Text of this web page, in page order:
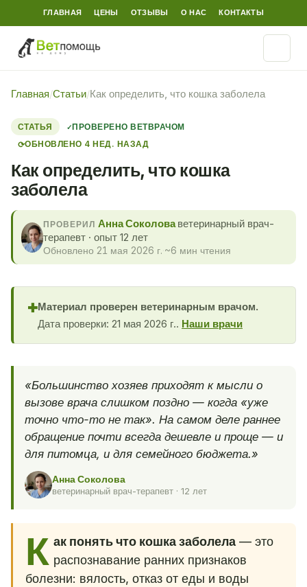
ГЛАВНАЯ ЦЕНЫ ОТЗЫВЫ О НАС КОНТАКТЫ
Главная/Статьи/Как определить, что кошка заболела
СТАТЬЯ
ПРОВЕРЕНО ВЕТВРАЧОМ
⟳ОБНОВЛЕНО 4 НЕД. НАЗАД
Как определить, что кошка
заболела
ПРОВЕРИЛ Анна Соколоваветеринарный врач-
терапевт · опыт 12 лет
Обновлено 21 мая 2026 г. ~6 мин чтения
✚Материал проверен ветеринарным врачом.
Дата проверки: 21 мая 2026 г.. Наши врачи
«Большинство хозяев приходят к мысли о
вызове врача слишком поздно — когда «уже
точно что-то не так». На самом деле раннее
обращение почти всегда дешевле и проще — и
для питомца, и для семейного бюджета.»
Анна Соколова
ветеринарный врач-терапевт · 12 лет
К ак понять что кошка заболела— это
распознавание ранних признаков
болезни: вялость, отказ от еды и воды